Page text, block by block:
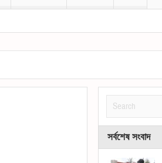
সর্বশেষ সংবাদ